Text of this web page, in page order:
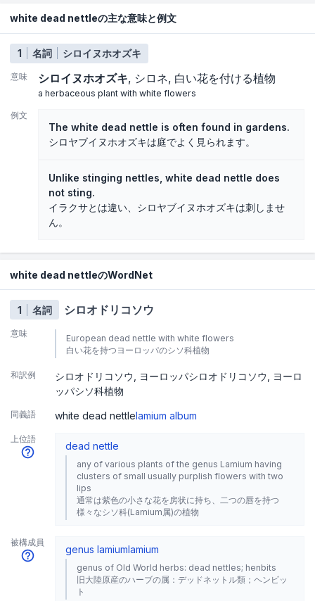
white dead nettleの主な意味と例文
1 名詞 シロイヌホオズキ
意味 シロイヌホオズキ シロネ 白い花を付ける植物
a herbaceous plant with white flowers
例文
The white dead nettle is often found in gardens.
シロヤブイヌホオズキは庭でよく見られます。
Unlike stinging nettles, white dead nettle does
not sting.
イラクサとは違い、シロヤブイヌホオズキは刺しませ
ん。
white dead nettleのWordNet
1 名詞 シロオドリコソウ
意味
European dead nettle with white flowers
白い花を持つヨーロッパのシソ科植物
和訳例 シロオドリコソウ ヨーロッパシロオドリコソウ
ヨーロ
ッパシソ科植物
同義語 white dead nettlelamium album
上位語
dead nettle
any of various plants of the genus Lamium having
clusters of small usually purplish flowers with two
lips
通常は紫色の小さな花を房状に持ち、二つの唇を持つ
様々なシソ科(Lamium属)の植物
被構成員
genus lamiumlamium
genus of Old World herbs: dead nettles; henbits
旧大陸原産のハーブの属：デッドネットル類；ヘンビッ
ト